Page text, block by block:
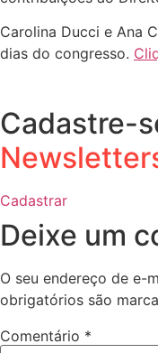
Carolina Ducci e Ana
dias do congresso.
Cadastre-
Cadastrar
Deixe um
O seu endereço de e-
obrigatórios são
Comentário *